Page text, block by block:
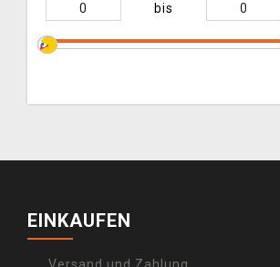
bis
EINKAUFEN